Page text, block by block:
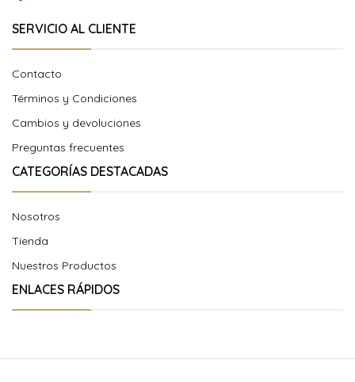
SERVICIO AL CLIENTE
Contacto
Términos y Condiciones
Cambios y devoluciones
Preguntas frecuentes
CATEGORÍAS DESTACADAS
Nosotros
Tienda
Nuestros Productos
ENLACES RÁPIDOS